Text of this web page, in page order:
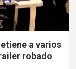
a varios
robado